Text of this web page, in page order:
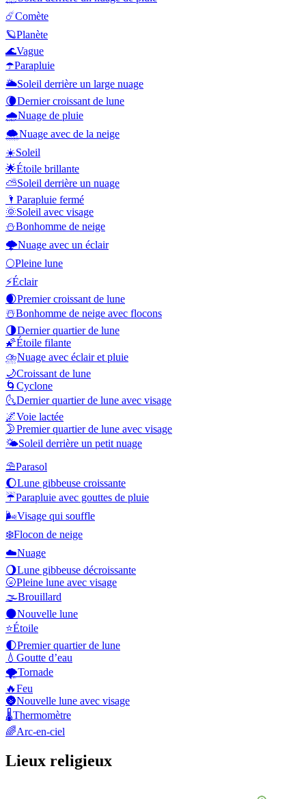
☄️Comète
🪐Planète
🌊Vague
☂️Parapluie
🌥️Soleil derrière un large nuage
🌘Dernier croissant de lune
🌧️Nuage de pluie
🌨️Nuage avec de la neige
☀️Soleil
🌟Étoile brillante
⛅Soleil derrière un nuage
🌂 Parapluie fermé
🌞Soleil avec visage
⛄Bonhomme de neige
🌩️Nuage avec un éclair
🌕Pleine lune
⚡Éclair
🌒Premier croissant de lune
☃️Bonhomme de neige avec flocons
🌗Dernier quartier de lune
🌠Étoile filante
⛈️Nuage avec éclair et pluie
🌙Croissant de lune
🌀 Cyclone
🌜Dernier quartier de lune avec visage
🌌Voie lactée
🌛Premier quartier de lune avec visage
🌤️Soleil derrière un petit nuage
⛱️Parasol
🌔Lune gibbeuse croissante
☔Parapluie avec gouttes de pluie
🌬️Visage qui souffle
❄️Flocon de neige
☁️Nuage
🌖Lune gibbeuse décroissante
🌝Pleine lune avec visage
🌫️Brouillard
🌑Nouvelle lune
⭐Étoile
🌓Premier quartier de lune
💧 Goutte d’eau
🌪️Tornade
🔥Feu
🌚Nouvelle lune avec visage
🌡️Thermomètre
🌈Arc-en-ciel
Lieux religieux